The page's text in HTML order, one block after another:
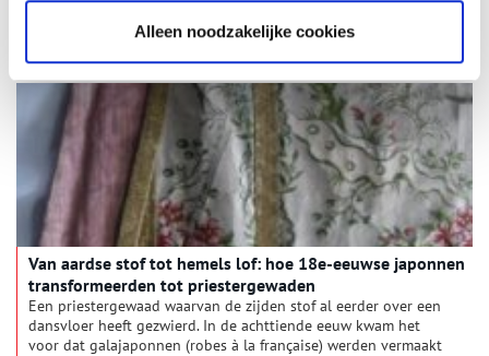
Alleen noodzakelijke cookies
Hiermee kon hij in 1730 een hofje voor oudere vrouwen
stichten aan de Jansweg.
Van aard­se stof tot he­mels lof: hoe 18e-eeuw­se ja­pon­nen
trans­for­meer­den tot pries­ter­ge­wa­den
Een priestergewaad waarvan de zijden stof al eerder over een
dansvloer heeft gezwierd. In de achttiende eeuw kwam het
voor dat galajaponnen (robes à la française) werden vermaakt